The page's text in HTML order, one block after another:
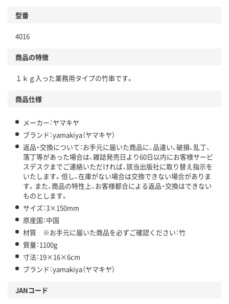
型番
4016
商品の特徴
１ｋｇ入った業務用タイプの竹串です。
商品仕様
メーカー：ヤマキヤ
ブランド：yamakiya（ヤマキヤ）
返品・交換について：お手元に届いた商品に、品違い、破損、乱丁、
落丁等があった場合は、雑誌発売日より60日以内にお客様サービ
スデスクまでご連絡いただければ、該当出版社に取り替え指示を
いたします。但し、在庫がない場合は交換できない場合がありま
す。また、商品の特性上、お客様都合による返品・交換はできない
ものとします。
サイズ：3×150mm
原産国：中国
材質 ※お手元に届いた商品を必ずご確認ください：竹
質量：1100g
寸法：19×16×6cm
ブランド：yamakiya（ヤマキヤ）
JANコード